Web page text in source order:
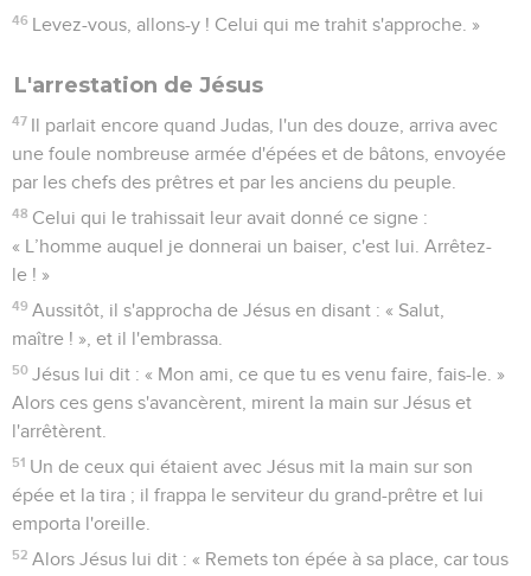
46 Levez-vous, allons-y ! Celui qui me trahit s'approche. »
L'arrestation de Jésus
47 Il parlait encore quand Judas, l'un des douze, arriva avec
une foule nombreuse armée d'épées et de bâtons, envoyée
par les chefs des prêtres et par les anciens du peuple.
48 Celui qui le trahissait leur avait donné ce signe :
« L’homme auquel je donnerai un baiser, c'est lui. Arrêtez-
le ! »
49 Aussitôt, il s'approcha de Jésus en disant : « Salut,
maître ! », et il l'embrassa.
50 Jésus lui dit : « Mon ami, ce que tu es venu faire, fais-le. »
Alors ces gens s'avancèrent, mirent la main sur Jésus et
l'arrêtèrent.
51 Un de ceux qui étaient avec Jésus mit la main sur son
épée et la tira ; il frappa le serviteur du grand-prêtre et lui
emporta l'oreille.
52 Alors Jésus lui dit : « Remets ton épée à sa place, car tous